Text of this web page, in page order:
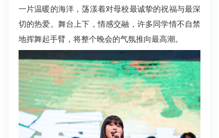
一片温暖的海洋，荡漾着对母校最诚挚的祝福与最深
切的热爱。舞台上下，情感交融，许多同学情不自禁
地挥舞起手臂，将整个晚会的气氛推向最高潮。